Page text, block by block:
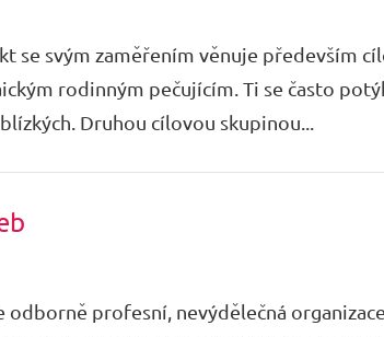
se svým zaměřením věnuje především
rodinným pečujícím. Ti se často
Druhou cílovou skupinou...
odborně profesní, nevýdělečná